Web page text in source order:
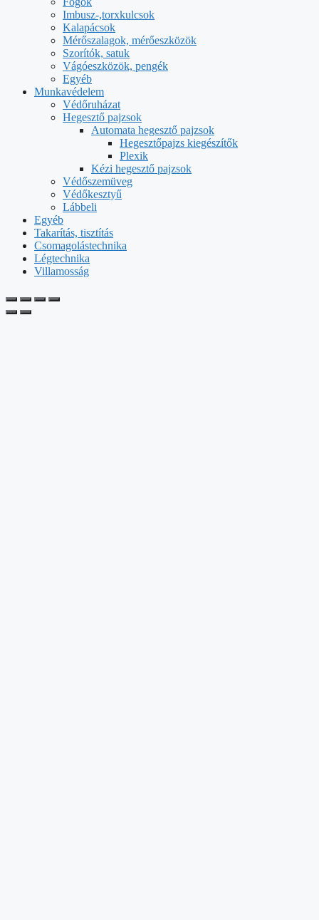
Imbusz-,torxkulcsok
Kalapácsok
Mérőszalagok, mérőeszközök
Szorítók, satuk
Vágóeszközök, pengék
Egyéb
Munkavédelem
Védőruházat
Hegesztő pajzsok
Automata hegesztő pajzsok
Hegesztőpajzs kiegészítők
Plexik
Kézi hegesztő pajzsok
Védőszemüveg
Védőkesztyű
Lábbeli
Egyéb
Takarítás, tisztítás
Csomagolástechnika
Légtechnika
Villamosság